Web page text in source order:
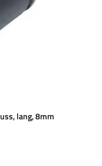
lang, 8mm